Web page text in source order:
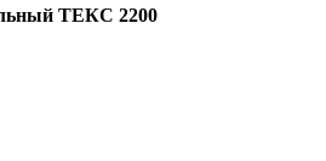
ТЕКС 2200